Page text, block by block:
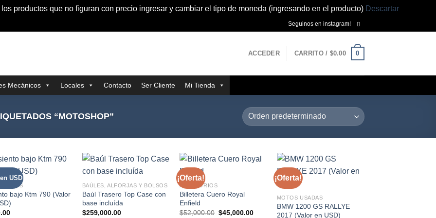
productos que no figuran con precio ingresar y cambiar el tipo de moneda (ingresando en el producto) Descartar
Seguinos en instagram!
ACCEDER CARRITO / $0.00 0
Mecánicos Locales Contacto Ser Cliente Mi Tienda
“MOTOSHOP”
USD
bajo Ktm 790 (Valor
BAÚLES, ALFORJAS Y BOLSOS
Baúl Trasero Top Case con
base incluída
$259,000.00
¡Oferta!
ACCESORIOS
Billetera Cuero Royal
Enfield
$52,000.00 El
$45,000.00El
¡Oferta!
MOTOS USADAS
BMW 1200 GS RALLYE
2017 (Valor en USD)